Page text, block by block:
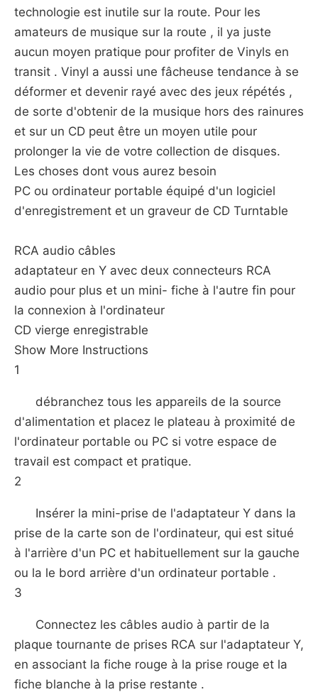
technologie est inutile sur la route. Pour les
amateurs de musique sur la route , il ya juste
aucun moyen pratique pour profiter de Vinyls en
transit . Vinyl a aussi une fâcheuse tendance à se
déformer et devenir rayé avec des jeux répétés ,
de sorte d'obtenir de la musique hors des rainures
et sur ​​un CD peut être un moyen utile pour
prolonger la vie de votre collection de disques.
Les choses dont vous aurez besoin
PC ou ordinateur portable équipé d'un logiciel
d'enregistrement et un graveur de CD Turntable
RCA audio câbles
adaptateur en Y avec deux connecteurs RCA
audio pour plus et un mini- fiche à l'autre fin pour
la connexion à l'ordinateur
CD vierge enregistrable
Show More Instructions
1
débranchez tous les appareils de la source
d'alimentation et placez le plateau à proximité de
l'ordinateur portable ou PC si votre espace de
travail est compact et pratique.
2
Insérer la mini-prise de l'adaptateur Y dans la
prise de la carte son de l'ordinateur, qui est situé
à l'arrière d'un PC et habituellement sur ​​la gauche
ou la le bord arrière d'un ordinateur portable .
3
Connectez les câbles audio à partir de la
plaque tournante de prises RCA sur l'adaptateur Y,
en associant la fiche rouge à la prise rouge et la
fiche blanche à la prise restante .